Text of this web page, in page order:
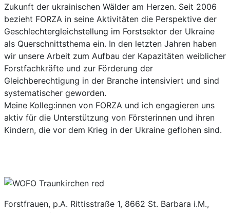
Zukunft der ukrainischen Wälder am Herzen. Seit 2006
bezieht FORZA in seine Aktivitäten die Perspektive der
Geschlechtergleichstellung im Forstsektor der Ukraine
als Querschnittsthema ein. In den letzten Jahren haben
wir unsere Arbeit zum Aufbau der Kapazitäten weiblicher
Forstfachkräfte und zur Förderung der
Gleichberechtigung in der Branche intensiviert und sind
systematischer geworden.
Meine Kolleg:innen von FORZA und ich engagieren uns
aktiv für die Unterstützung von Försterinnen und ihren
Kindern, die vor dem Krieg in der Ukraine geflohen sind.
Forstfrauen, p.A. Rittisstraße 1, 8662 St. Barbara i.M.,